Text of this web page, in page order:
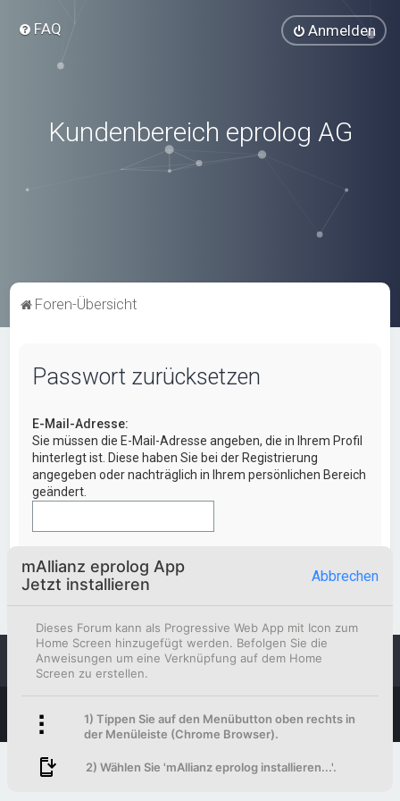
FAQ Anmelden
Kundenbereich eprolog AG
Foren-Übersicht
Passwort zurücksetzen
E-Mail-Adresse:
Sie müssen die E-Mail-Adresse angeben, die in Ihrem Profil
hinterlegt ist. Diese haben Sie bei der Registrierung
angegeben oder nachträglich in Ihrem persönlichen Bereich
geändert.
Foren-Übersicht Kontakt
Deutsche Übersetzung durchphpBB.de
mAllianz eprolog App
Jetzt installieren
Abbrechen
Dieses Forum kann als Progressive Web App mit Icon zum
Home Screen hinzugefügt werden. Befolgen Sie die
Anweisungen um eine Verknüpfung auf dem Home
Screen zu erstellen.
1) Tippen Sie auf den Menübutton oben rechts in
der Menüleiste (Chrome Browser).
2) Wählen Sie 'mAllianz eprolog installieren...'.